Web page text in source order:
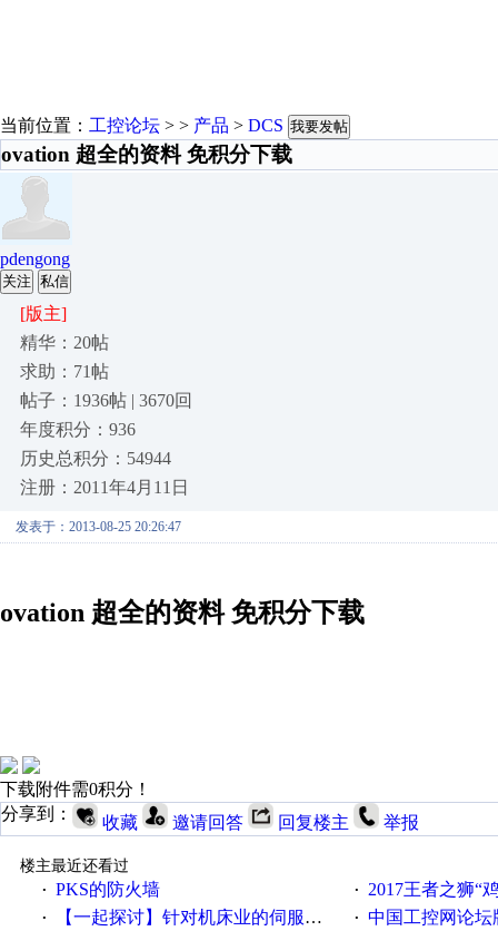
当前位置： 工控论坛 > > 产品 > DCS 我要发帖
ovation 超全的资料 免积分下载
pdengong
关注 私信
[版主]
精华：20帖
求助：71帖
帖子：1936帖 | 3670回
年度积分：936
历史总积分：54944
注册：2011年4月11日
发表于：2013-08-25 20:26:47
ovation 超全的资料 免积分下载
下载附件需0积分！
分享到：
收藏 邀请回答 回复楼主 举报
楼主最近还看过
· PKS的防火墙 · 2017王者之狮“鸡”情签到
· 【一起探讨】针对机床业的伺服系统发展，您的期望是什么？ · 中国工控网论坛版